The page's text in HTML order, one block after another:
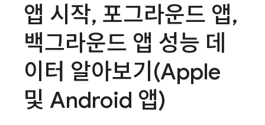
앱 시작, 포그라운드 앱,
백그라운드 앱 성능 데
이터 알아보기(Apple
및 Android 앱)